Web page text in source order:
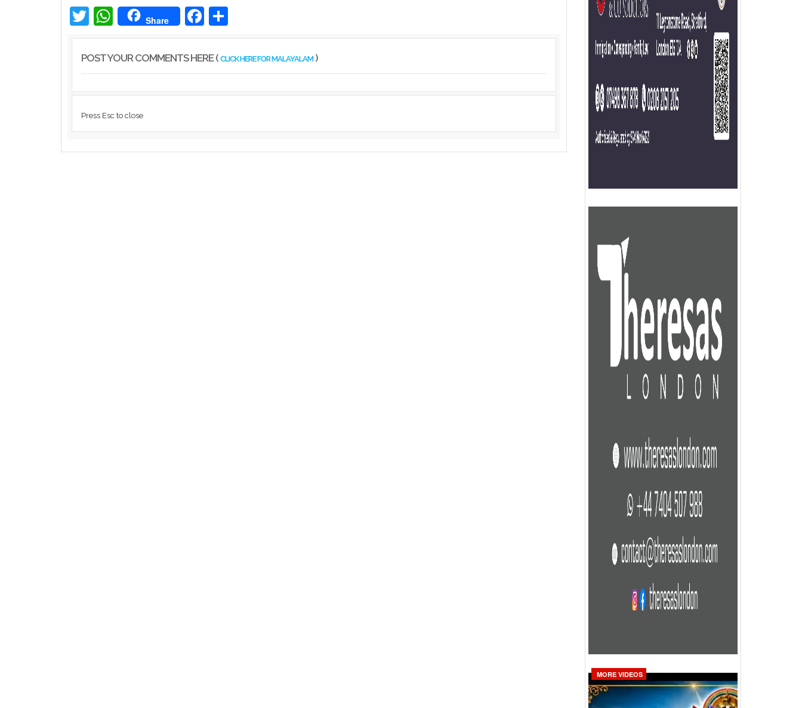
നീന്തല്‍ പരിശീലകന്‍ ആര്‍ രാജേഷിന്റെ മ...
Latest News
Twitter WhatsAppShare Facebook
POST YOUR COMMENTS HERE ( CLICK HERE FOR MALAYALAM)
Press Esc to close
MORE VIDEOS